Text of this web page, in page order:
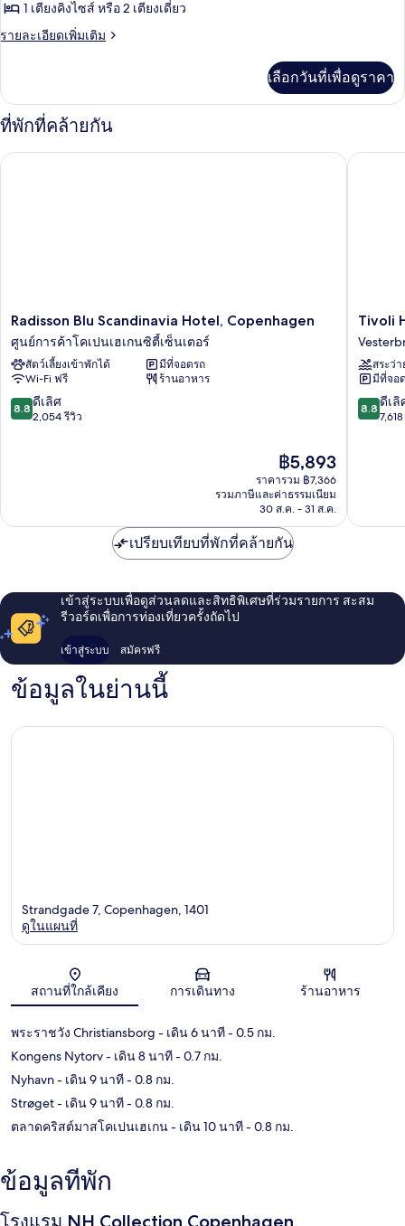
ดี
ลัก
วิว
เมือง
1 เตียงคิงไซส์ หรือ 2 เตียงเดี่ยว
รายละเอียดเพิ่มเติม
ราย
เกี่ยว
กับ
ห้อง
ลัก
เลือกวันที่เพื่อดูราคา
ที่พักที่คล้ายกัน
Radisson
Blu
Scandinavia
Hotel,
Copenhagen
ศูนย์การค้า
โคเปนเฮเกน
Radisson Blu Scandinavia Hotel, Copenhagen
ศูนย์การค้าโคเปนเฮเกนซิตี้เซ็นเตอร์
สัตว์เลี้ยงเข้าพักได้
มีที่จอดรถ
Wi-Fi ฟรี
ร้านอาหาร
8.8
จาก
8.8 ดีเลิศ
2,054 รีวิว
ราคา
ปัจจุบัน
คือ
฿5,893
฿5,893
ราคารวม ฿7,366
รวมภาษีและค่าธรรมเนียม
30 ส.ค. - 31 ส.ค.
Radisson Blu Scandinavia Hotel, Copenhagen
Tivoli
Hotel
Tivoli
สระว่
มีที่จอ
8.8
จาก
8.8 ดีเลิ
Tivoli
เปรียบเทียบที่พักที่คล้ายกัน
เข้าสู่ระบบเพื่อดูส่วนลดและสิทธิพิเศษที่ร่วมรายการ สะสม
รีวอร์ดเพื่อการท่องเที่ยวครั้งถัดไป
เข้าสู่ระบบ สมัครฟรี
ข้อมูลในย่านนี้
แผนที่
Strandgade 7, Copenhagen, 1401
ดูในแผนที่
สถานที่ใกล้เคียง การเดินทาง ร้านอาหาร
พระราชวัง Christiansborg - เดิน 6 นาที- 0.5 กม.
Kongens Nytorv- เดิน 8 นาที- 0.7 กม.
Nyhavn- เดิน 9 นาที- 0.8 กม.
Strøget- เดิน 9 นาที- 0.8 กม.
ตลาดคริสต์มาสโคเปนเฮเกน- เดิน 10 นาที- 0.8 กม.
ข้อมูลที่พัก
โรงแรม NH Collection Copenhagen